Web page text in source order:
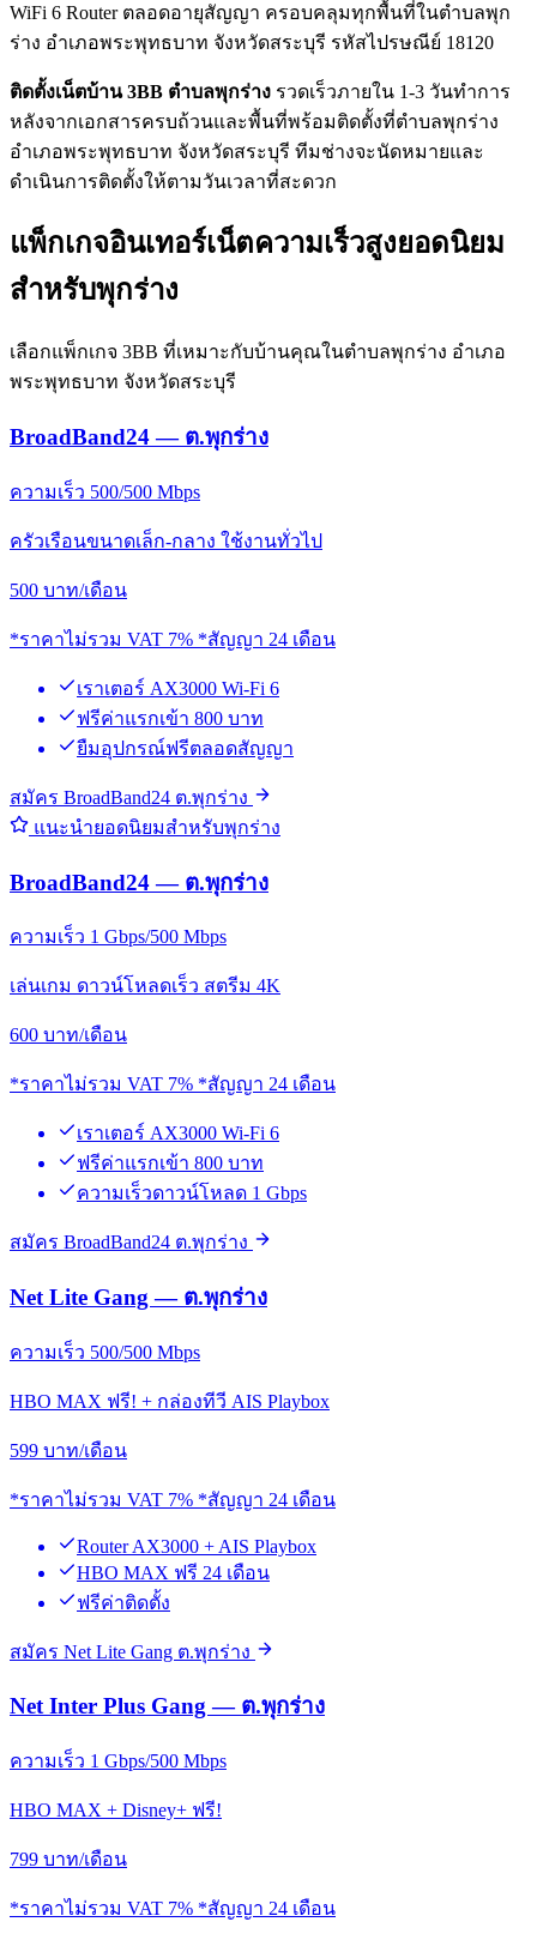
WiFi 6 Router ตลอดอายุสัญญา ครอบคลุมทุกพื้นที่ในตำบลพุก
ร่าง อำเภอพระพุทธบาท จังหวัดสระบุรี รหัสไปรษณีย์ 18120
ติดตั้งเน็ตบ้าน 3BB ตำบลพุกร่าง รวดเร็วภายใน 1-3 วันทำการ
หลังจากเอกสารครบถ้วนและพื้นที่พร้อมติดตั้งที่ตำบลพุกร่าง
อำเภอพระพุทธบาท จังหวัดสระบุรี ทีมช่างจะนัดหมายและ
ดำเนินการติดตั้งให้ตามวันเวลาที่สะดวก
แพ็กเกจอินเทอร์เน็ตความเร็วสูงยอดนิยม
สำหรับพุกร่าง
เลือกแพ็กเกจ 3BB ที่เหมาะกับบ้านคุณในตำบลพุกร่าง อำเภอ
พระพุทธบาท จังหวัดสระบุรี
BroadBand24 — ต.พุกร่าง
ความเร็ว 500/500 Mbps
ครัวเรือนขนาดเล็ก-กลาง ใช้งานทั่วไป
500 บาท/เดือน
*ราคาไม่รวม VAT 7% *สัญญา 24 เดือน
เราเตอร์ AX3000 Wi-Fi 6
ฟรีค่าแรกเข้า 800 บาท
ยืมอุปกรณ์ฟรีตลอดสัญญา
สมัคร BroadBand24 ต.พุกร่าง
แนะนำยอดนิยมสำหรับพุกร่าง
BroadBand24 — ต.พุกร่าง
ความเร็ว 1 Gbps/500 Mbps
เล่นเกม ดาวน์โหลดเร็ว สตรีม 4K
600 บาท/เดือน
*ราคาไม่รวม VAT 7% *สัญญา 24 เดือน
เราเตอร์ AX3000 Wi-Fi 6
ฟรีค่าแรกเข้า 800 บาท
ความเร็วดาวน์โหลด 1 Gbps
สมัคร BroadBand24 ต.พุกร่าง
Net Lite Gang — ต.พุกร่าง
ความเร็ว 500/500 Mbps
HBO MAX ฟรี! + กล่องทีวี AIS Playbox
599 บาท/เดือน
*ราคาไม่รวม VAT 7% *สัญญา 24 เดือน
Router AX3000 + AIS Playbox
HBO MAX ฟรี 24 เดือน
ฟรีค่าติดตั้ง
สมัคร Net Lite Gang ต.พุกร่าง
Net Inter Plus Gang — ต.พุกร่าง
ความเร็ว 1 Gbps/500 Mbps
HBO MAX + Disney+ ฟรี!
799 บาท/เดือน
*ราคาไม่รวม VAT 7% *สัญญา 24 เดือน